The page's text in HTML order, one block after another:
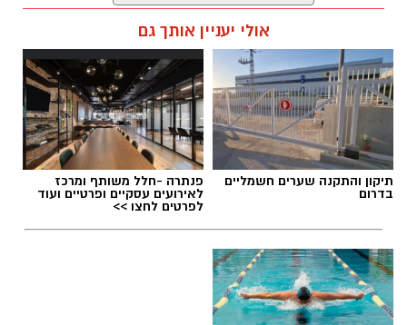
תגים:מטר המטאורים
כשהשמש שוקעת והשמיים מתכסים באלפי כוכבים,
הטבע מציג את אחד המופעים המרהיבים של
השנה - מטר הפרסאידים. זו ההזדמנות לעצור
לרגע, להתרחק מאורות העיר, להרים את המבט אל
השמיים ולגלות עולם שלם של כוכבים, כוכבי לכת,
אולי יעניין אותך גם
תיקון והתקנה שערים חשמליים
בדרום
פנתרה -חלל משותף ומרכז
לאירועים עסקיים ופרטיים ועוד
לפרטים לחצו >>